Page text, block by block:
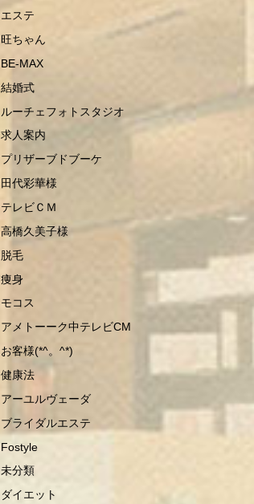
エステ
旺ちゃん
BE-MAX
結婚式
ルーチェフォトスタジオ
求人案内
プリザーブドブーケ
田代彩華様
テレビＣＭ
高橋久美子様
脱毛
痩身
モコス
アメトーーク中テレビCM
お客様(*^。^*)
健康法
アーユルヴェーダ
ブライダルエステ
Fostyle
未分類
ダイエット